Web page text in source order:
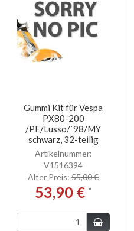
Gummi Kit für Vespa
PX80-200
/PE/Lusso/`98/MY
schwarz, 32-teilig
Artikelnummer:
V1516394
Alter Preis: 55,00 €
53,90 € *